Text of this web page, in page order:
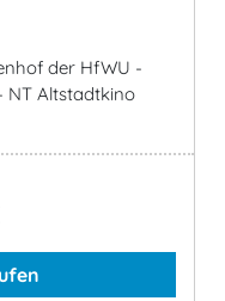
der HfWU -
NT Altstadtkino